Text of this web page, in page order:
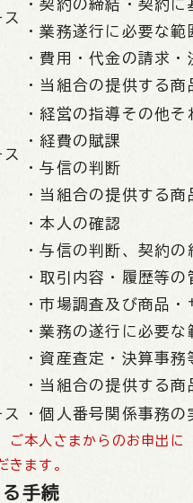
・契約の締結・契約
・業務遂行に必要な
・費用・代金の請求・
・当組合の提供する
・経営の指導その他
・経費の賦課
・与信の判断
・当組合の提供する
・本人の確認
・与信の判断、契約
・取引内容・履歴等の
・市場調査及び商品
・業務の遂行に必要
・資産査定・決算事
・当組合の提供する
・個人番号関係事務の
ご本人さまからのお申出に
きます。
手続